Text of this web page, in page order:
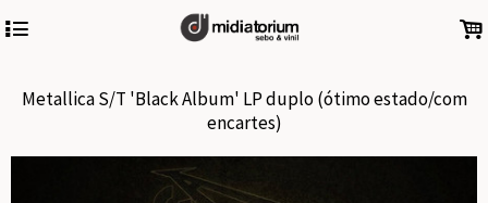
4 .
Metallica S/T 'Black Album' LP duplo (ótimo estado/com
encartes)